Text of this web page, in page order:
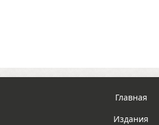
Главная
Издания